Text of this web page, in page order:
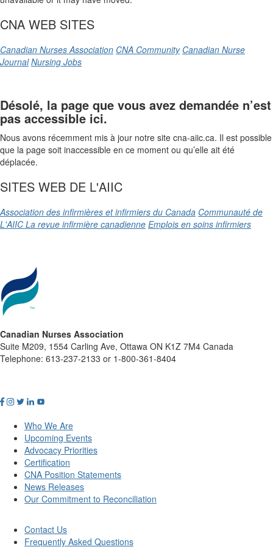
CNA WEB SITES
Canadian Nurses Association CNA Community Canadian Nurse
Journal Nursing Jobs
Désolé, la page que vous avez demandée n’est
pas accessible ici.
Nous avons récemment mis à jour notre site cna-aiic.ca. Il est possible
que la page soit inaccessible en ce moment ou qu’elle ait été
déplacée.
SITES WEB DE L'AIIC
Association des infirmières et infirmiers du Canada Communauté de
L'AIIC La revue infirmière canadienne Emplois en soins infirmiers
Canadian Nurses Association
Suite M209, 1554 Carling Ave, Ottawa ON K1Z 7M4 Canada
Telephone: 613-237-2133 or 1-800-361-8404
Who We Are
Upcoming Events
Advocacy Priorities
Certification
CNA Position Statements
News Releases
Our Commitment to Reconciliation
Contact Us
Frequently Asked Questions